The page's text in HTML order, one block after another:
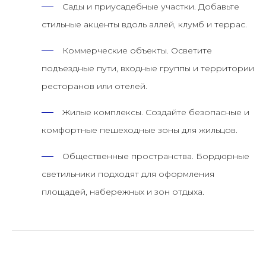
Сады и приусадебные участки. Добавьте
стильные акценты вдоль аллей, клумб и террас.
Коммерческие объекты. Осветите
подъездные пути, входные группы и территории
ресторанов или отелей.
Жилые комплексы. Создайте безопасные и
комфортные пешеходные зоны для жильцов.
Общественные пространства. Бордюрные
светильники подходят для оформления
площадей, набережных и зон отдыха.